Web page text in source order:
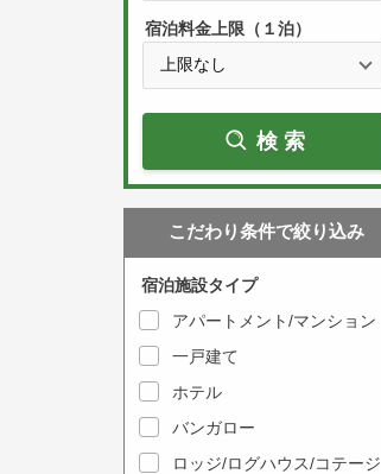
w
a
r
w
e
t
o
t
e
w
a
r
w
k
t
o
宿泊料金上限（１泊）
検索
こだわり条件で絞り込み
宿泊施設タイプ
アパートメント/マンション
一戸建て
ホテル
バンガロー
ロッジ/ログハウス/コテージ